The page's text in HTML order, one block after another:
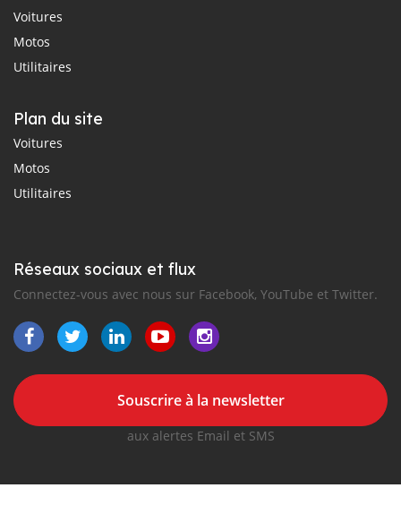
Voitures
Motos
Utilitaires
Plan du site
Voitures
Motos
Utilitaires
Réseaux sociaux et flux
Connectez-vous avec nous sur Facebook, YouTube et Twitter.
Souscrire à la newsletter
aux alertes Email et SMS